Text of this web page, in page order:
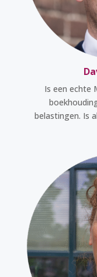
Is een echte
belastingen. Is